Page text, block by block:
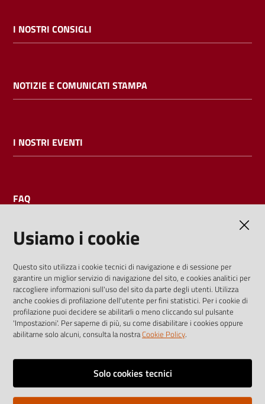
cataloghi
bibliotecario
I NOSTRI CONSIGLI
NOTIZIE E COMUNICATI STAMPA
I NOSTRI EVENTI
FAQ
I dati personali pubblicati sono riutilizzabili solo alle condizioni
previste dalla direttiva comunitaria 2003/98/CE e dal d.lgs.
36/2006
Vai alla pagina
Note legali
Usiamo i cookie
Questo sito utilizza i cookie tecnici di navigazione e di sessione per
garantire un miglior servizio di navigazione del sito, e cookies analitici per
raccogliere informazioni sull'uso del sito da parte degli utenti. Utilizza
anche cookies di profilazione dell'utente per fini statistici. Per i cookie di
profilazione puoi decidere se abilitarli o meno cliccando sul pulsante
'Impostazioni'. Per saperne di più, su come disabilitare i cookies oppure
abilitarne solo alcuni, consulta la nostraCookie Policy.
Solo cookies tecnici